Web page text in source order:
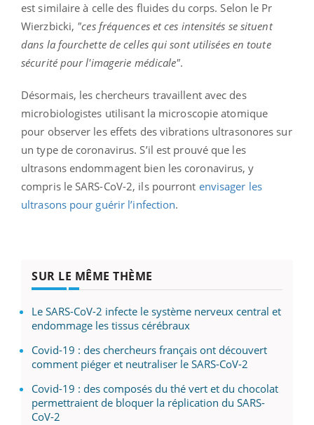
est similaire à celle des fluides du corps. Selon le Pr
Wierzbicki, "ces fréquences et ces intensités se situent
dans la fourchette de celles qui sont utilisées en toute
sécurité pour l'imagerie médicale".
Désormais, les chercheurs travaillent avec des
microbiologistes utilisant la microscopie atomique
pour observer les effets des vibrations ultrasonores sur
un type de coronavirus. S’il est prouvé que les
ultrasons endommagent bien les coronavirus, y
compris le SARS-CoV-2, ils pourront envisager les
ultrasons pour guérir l’infection.
SUR LE MÊME THÈME
Le SARS-CoV-2 infecte le système nerveux central et
endommage les tissus cérébraux
Covid-19 : des chercheurs français ont découvert
comment piéger et neutraliser le SARS-CoV-2
Covid-19 : des composés du thé vert et du chocolat
permettraient de bloquer la réplication du SARS-
CoV-2